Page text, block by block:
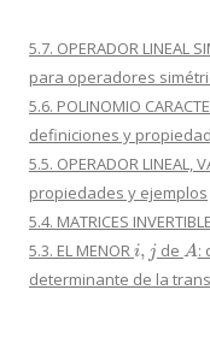
5.7. OPERADOR LINEAL
para operadores
5.6. POLINOMIO
definiciones y
5.5. OPERADOR LINEAL,
propiedades y ejemplos
5.4. MATRICES
5.3. EL MENORi,j de A:
determinante de la